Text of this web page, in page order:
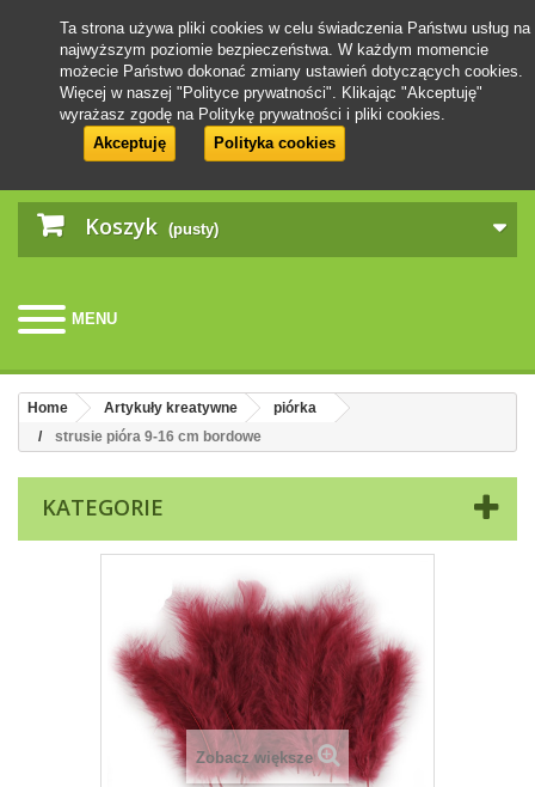
Koszyk (pusty)
MENU
Ta strona używa pliki cookies w celu świadczenia Państwu usług na
najwyższym poziomie bezpieczeństwa. W każdym momencie
możecie Państwo dokonać zmiany ustawień dotyczących cookies.
Więcej w naszej "Polityce prywatności". Klikając "Akceptuję"
wyrażasz zgodę na Politykę prywatności i pliki cookies.
Akceptuję
Polityka cookies
Home Artykuły kreatywne
piórka
strusie pióra 9-16 cm bordowe
KATEGORIE
Zobacz większe